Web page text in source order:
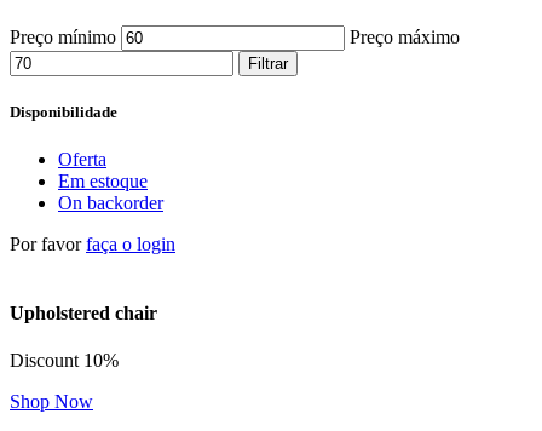
Preço mínimo Preço máximo
Filtrar
Disponibilidade
Oferta
Em estoque
On backorder
Por favorfaça o login
Upholstered chair
Discount 10%
Shop Now